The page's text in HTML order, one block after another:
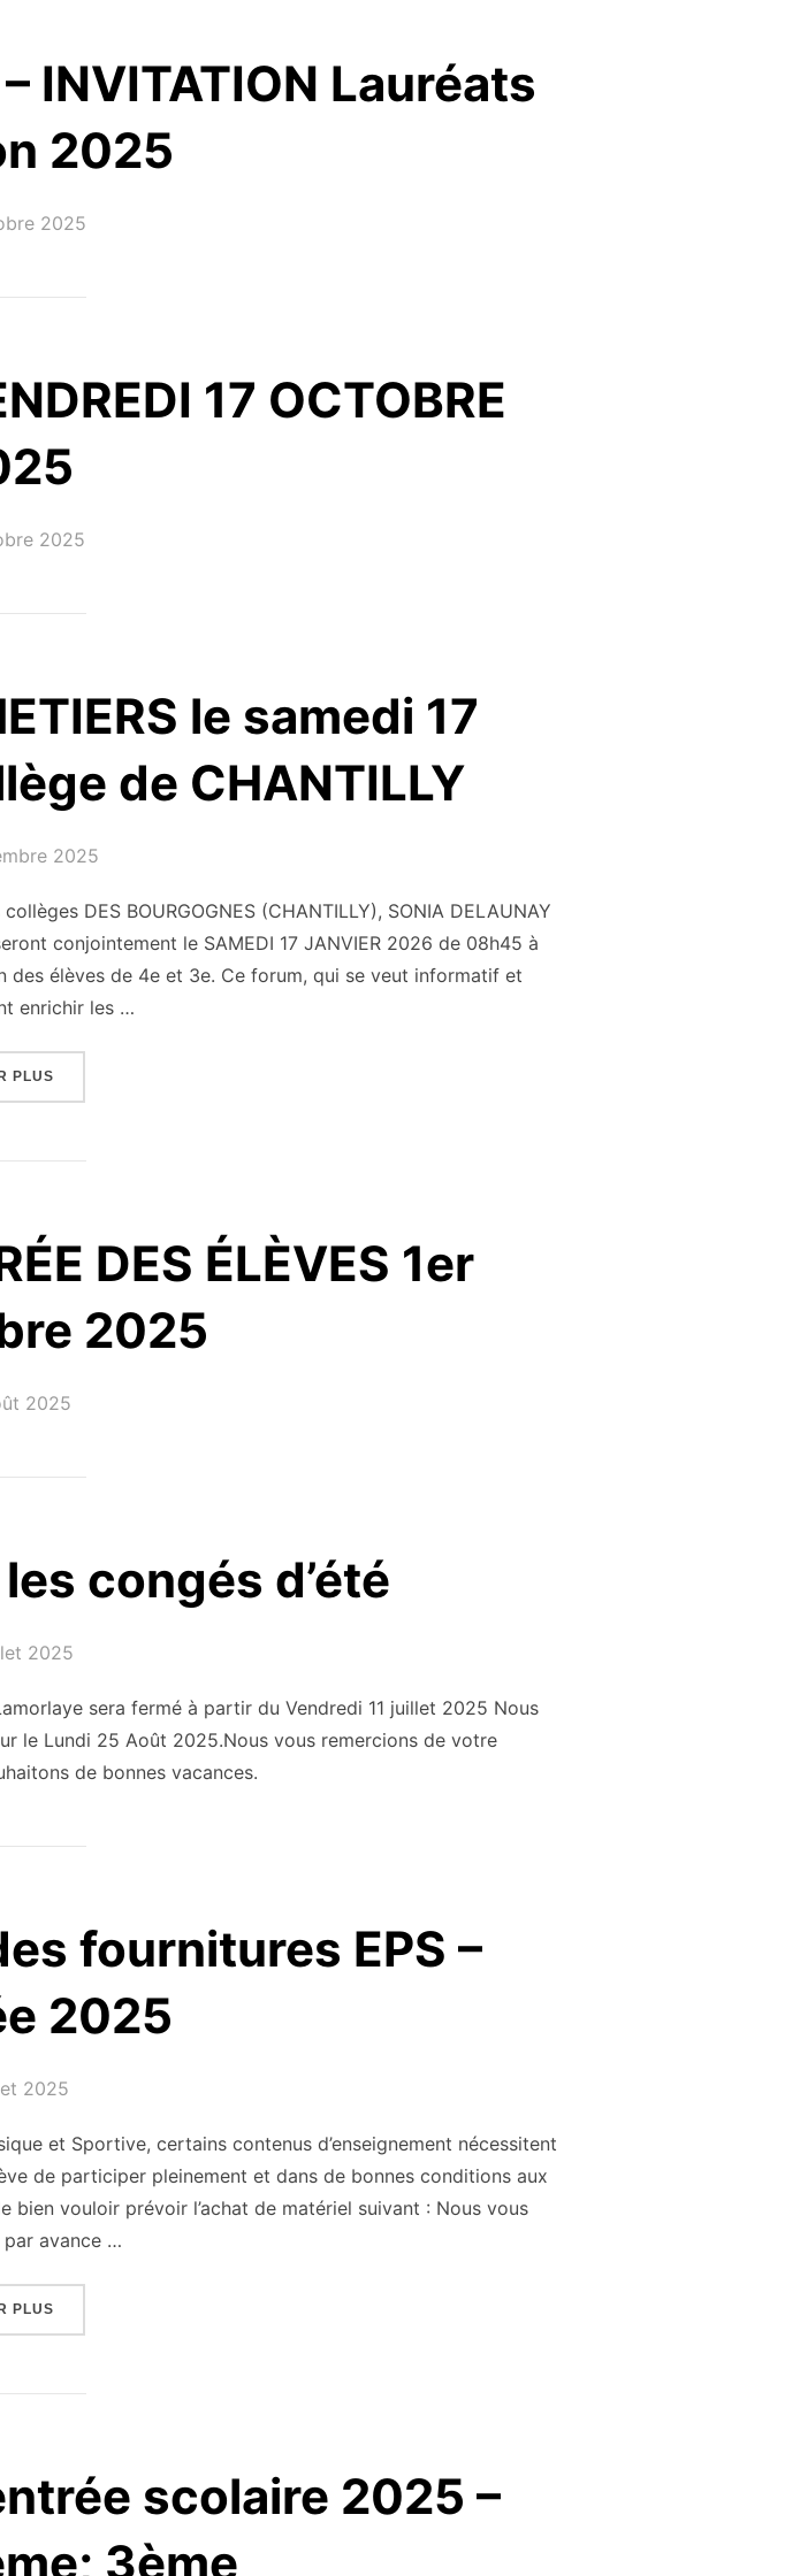
INVITATION Lauréats
2025
2025
17 OCTOBRE
2025
le samedi 17
de CHANTILLY
2025
DES BOURGOGNES (CHANTILLY), SONIA DELAUNAY
conjointement le SAMEDI 17 JANVIER 2026 de 08h45 à
élèves de 4e et 3e. Ce forum, qui se veut informatif et
enrichir les …
PLUS« CARREFOUR DES METIERS LE SAMEDI 17 JANVIER 2026 AU COLLÈGE DE CHANTILLY »
DES ÉLÈVES 1er
2025
2025
congés d’été
2025
sera fermé à partir du Vendredi 11 juillet 2025 Nous
le Lundi 25 Août 2025.Nous vous remercions de votre
de bonnes vacances.
fournitures EPS –
2025
2025
et Sportive, certains contenus d’enseignement nécessitent
de participer pleinement et dans de bonnes conditions aux
vouloir prévoir l’achat de matériel suivant : Nous vous
par avance …
PLUS« COMPLÉMENT LISTE DES FOURNITURES EPS – RENTRÉE 2025 »
scolaire 2025 –
3ème